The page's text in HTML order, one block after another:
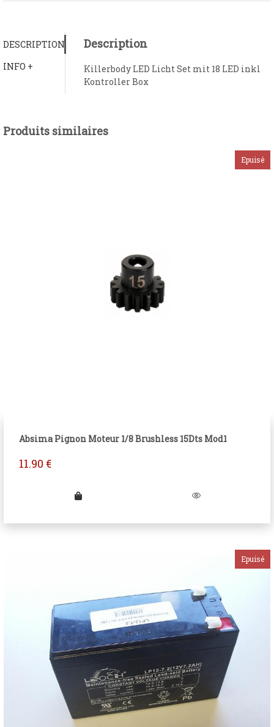
DESCRIPTION
INFO +
Description
Killerbody LED Licht Set mit 18 LED inkl
Kontroller Box
Produits similaires
Absima Pignon Moteur 1/8 Brushless 15Dts Mod1
11.90 €